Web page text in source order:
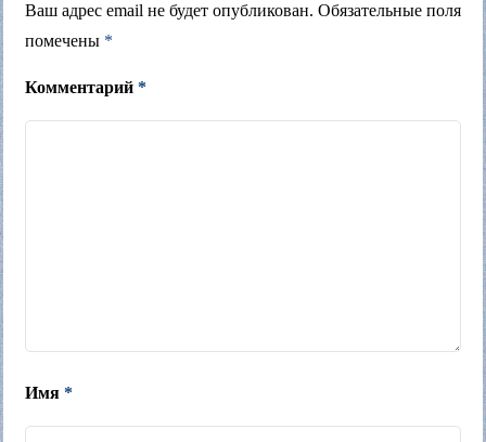
Ваш адрес email не будет опубликован. Обязательные поля
помечены *
Комментарий *
Имя *